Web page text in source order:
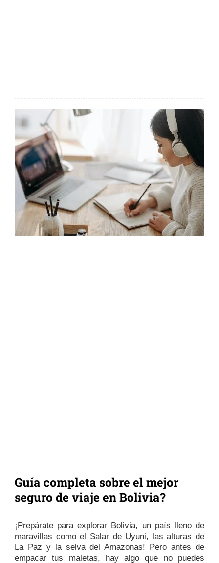
Guía completa sobre el mejor
seguro de viaje en Bolivia?
¡Prepárate para explorar Bolivia, un país lleno de
maravillas como el Salar de Uyuni, las alturas de
La Paz y la selva del Amazonas! Pero antes de
empacar tus maletas, hay algo que no puedes